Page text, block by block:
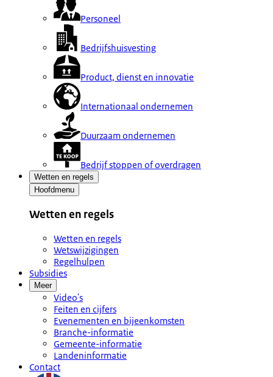
Personeel
Bedrijfshuisvesting
Product, dienst en innovatie
Internationaal ondernemen
Duurzaam ondernemen
Bedrijf stoppen of overdragen
Wetten en regels
Hoofdmenu
Wetten en regels
Wetten en regels
Wetswijzigingen
Regelhulpen
Subsidies
Meer
Video's
Feiten en cijfers
Evenementen en bijeenkomsten
Branche-informatie
Gemeente-informatie
Landeninformatie
Contact